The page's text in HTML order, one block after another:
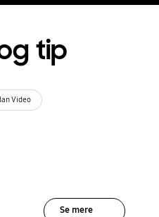
tip
Video
Se mere